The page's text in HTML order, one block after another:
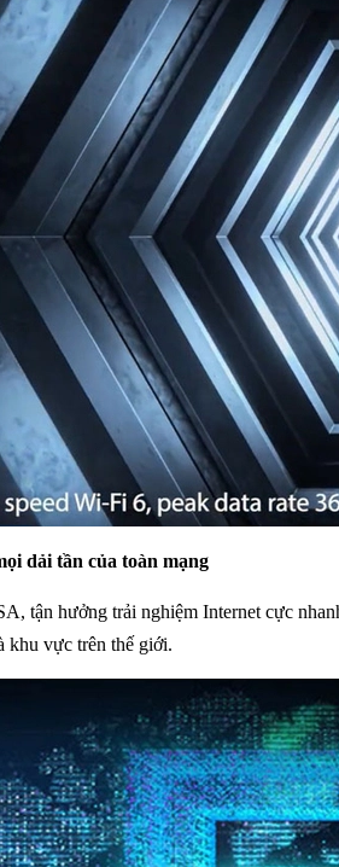
dải tần của toàn mạng
tận hưởng trải nghiệm Internet cực
khu vực trên thế giới.